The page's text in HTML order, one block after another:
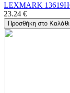
LEXMARK
23.24 €
Προσθήκη στο Καλάθι